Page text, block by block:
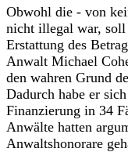
Obwohl die - von
nicht illegal war, soll
Erstattung des
Anwalt Michael
den wahren Grund
Dadurch habe er
Finanzierung in 34
Anwälte hatten
Anwaltshonorare